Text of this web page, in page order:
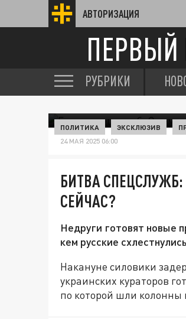
АВТОРИЗАЦИЯ
ПЕРВЫЙ
РУБРИКИ
ПОЛИТИКА ЭКСКЛЮЗИВ
24 МАЯ 2025 06:00
БИТВА
СЕЙЧАС?
Недруги готовят новые
кем русские
Накануне силовики
украинских кураторов
по которой шли